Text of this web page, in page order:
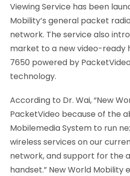
Viewing Service has been
Mobility’s general packet
network. The service also
market to a new video-ready
7650 powered by
technology.
According to Dr. Wai, “New
PacketVideo because of the
Mobilemedia System to run
wireless services on our
network, and support for the
handset.” New World Mobility